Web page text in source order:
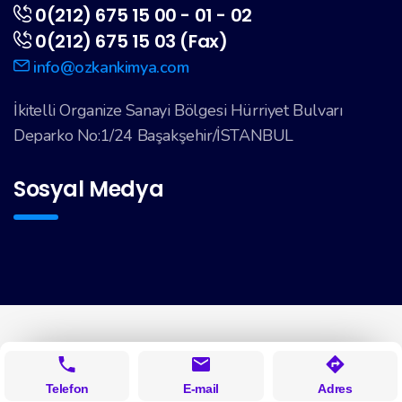
0(212) 675 15 00 - 01 - 02
0(212) 675 15 03 (Fax)
info@ozkankimya.com
İkitelli Organize Sanayi Bölgesi Hürriyet Bulvarı
Deparko No:1/24 Başakşehir/İSTANBUL
Sosyal Medya
Telefon E-mail Adres